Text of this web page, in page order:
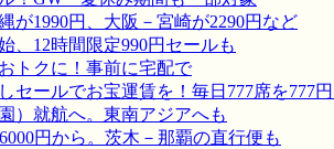
が1990円、大阪－宮崎が2290円など
、12時間限定990円セールも
トクに！事前に宅配で
セールでお宝運賃を！毎日777席を777
）就航へ。東南アジアへも
円から。茨木－那覇の直行便も